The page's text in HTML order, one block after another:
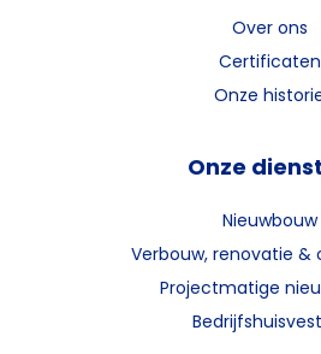
Over ons
Certificaten
Onze
Onze
Nieuwbouw
Verbouw, renovatie &
Projectmatige